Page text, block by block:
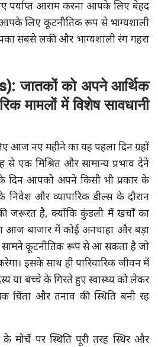
पर्याप्त आराम करना आपके लिए बेहद
लिए कूटनीतिक रूप से भाग्यशाली
सबसे लकी और भाग्यशाली रंग गहरा
जातकों को अपने आर्थिक
मामलों में विशेष सावधानी
आज नए महीने का यह पहला दिन ग्रहों
एक मिश्रित और सामान्य प्रभाव देने
दिन आपको अपने किसी भी प्रकार के
और व्यापारिक डील्स के दौरान
जरूरत है, क्योंकि कुंडली में खर्चों का
आज बाजार में कोई अनचाहा और बड़ा
कूटनीतिक रूप से आ सकता है जो
इसके साथ ही पारिवारिक जीवन में
या बच्चे के गिरते हुए स्वास्थ्य को लेकर
चिंता और तनाव की स्थिति बनी रह
पर स्थिति पूरी तरह स्थिर और